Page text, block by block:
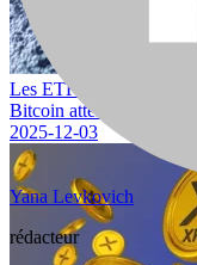
Les ETF cryptés
Bitcoin atteint de
2025-12-03
Yana Levkovich
rédacteur